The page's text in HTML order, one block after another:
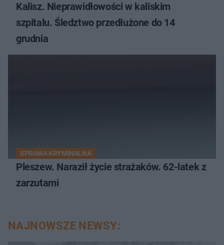
Kalisz. Nieprawidłowości w kaliskim
szpitalu. Śledztwo przedłużone do 14
grudnia
SPRAWA KRYMINALNA
Pleszew. Naraził życie strażaków. 62-latek z
zarzutami
NAJNOWSZE NEWSY: